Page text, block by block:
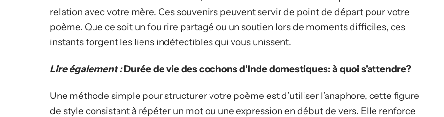
relation avec votre mère. Ces souvenirs peuvent servir de point de départ pour votre
poème. Que ce soit un fou rire partagé ou un soutien lors de moments difficiles, ces
instants forgent les liens indéfectibles qui vous unissent.
Lire également : Durée de vie des cochons d'Inde domestiques: à quoi s'attendre?
Une méthode simple pour structurer votre poème est d’utiliser l’anaphore, cette figure
de style consistant à répéter un mot ou une expression en début de vers. Elle renforce